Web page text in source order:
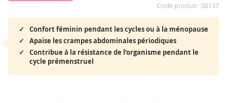
Code produit SB137
Confort féminin pendant les cycles ou à la ménopause
Apaise les crampes abdominales périodiques
Contribue à la résistance de l’organisme pendant le
cycle prémenstruel